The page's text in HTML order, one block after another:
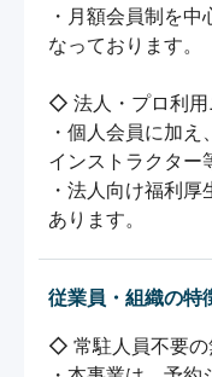
・月額会員制を
なっております。
◇ 法人・プロ利用
・個人会員に加え
インストラクター
・法人向け福利
あります。
従業員・組織の特
◇ 常駐人員不要の